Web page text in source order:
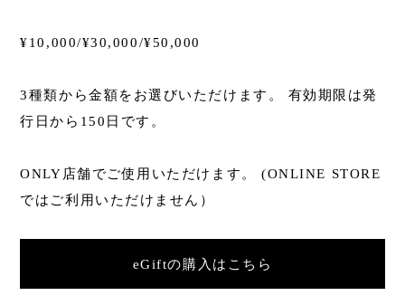
¥10,000/¥30,000/¥50,000
3種類から金額をお選びいただけます。 有効期限は発
行日から150日です。
ONLY店舗でご使用いただけます。 (ONLINE STORE
ではご利用いただけません）
eGiftの購入はこちら